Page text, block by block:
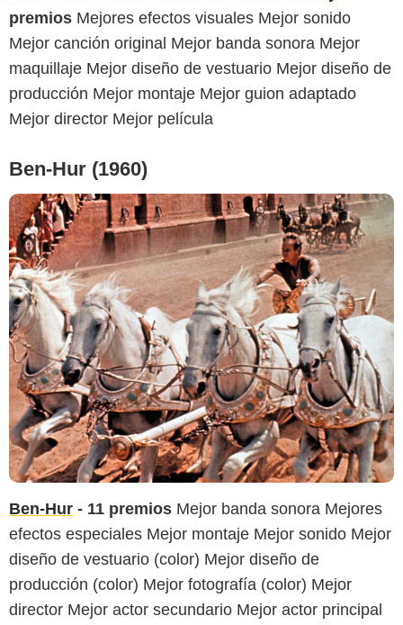
premios Mejores efectos visuales Mejor sonido
Mejor canción original Mejor banda sonora Mejor
maquillaje Mejor diseño de vestuario Mejor diseño de
producción Mejor montaje Mejor guion adaptado
Mejor director Mejor película
Ben-Hur (1960)
Ben-Hur - 11 premios Mejor banda sonora Mejores
efectos especiales Mejor montaje Mejor sonido Mejor
diseño de vestuario (color) Mejor diseño de
producción (color) Mejor fotografía (color) Mejor
director Mejor actor secundario Mejor actor principal